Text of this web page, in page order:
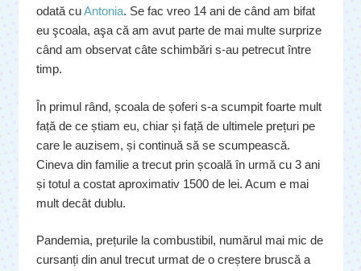
odată cuAntonia. Se fac vreo 14 ani de când am bifat
eu şcoala, aşa că am avut parte de mai multe surprize
când am observat câte schimbări s-au petrecut între
timp.
În primul rând, școala de șoferi s-a scumpit foarte mult
față de ce știam eu, chiar și față de ultimele prețuri pe
care le auzisem, și continuă să se scumpească.
Cineva din familie a trecut prin școală în urmă cu 3 ani
și totul a costat aproximativ 1500 de lei. Acum e mai
mult decât dublu.
Pandemia, prețurile la combustibil, numărul mai mic de
cursanți din anul trecut urmat de o creștere bruscă a